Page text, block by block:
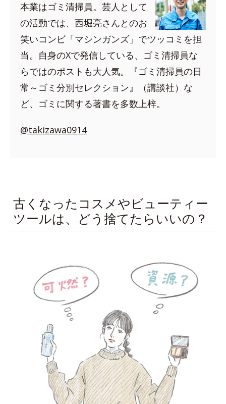
本業はゴミ清掃員。芸人として
の活動では、西堀亮さんとのお
笑いコンビ「マシンガンズ」でツッコミを担
当。自身のXで発信している、ゴミ清掃員な
らではのポストも大人気。『ゴミ清掃員の日
常～ゴミ分別セレクション』（講談社）な
ど、ゴミに関する著書を多数上梓。
@takizawa0914
古くなったコスメやビューティー
ツールは、どう捨てたらいいの？